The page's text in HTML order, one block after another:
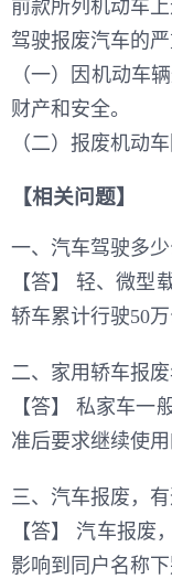
前款所列机动车
驾驶报废汽车的严
（一）因机动车
财产和安全。
（二）报废机动
【相关问题】
一、汽车驾驶多少
【答】 轻、微型
轿车累计行驶50
二、家用轿车报废
【答】 私家车
准后要求继续使用
三、汽车报废，
【答】 汽车报
影响到同户名称下